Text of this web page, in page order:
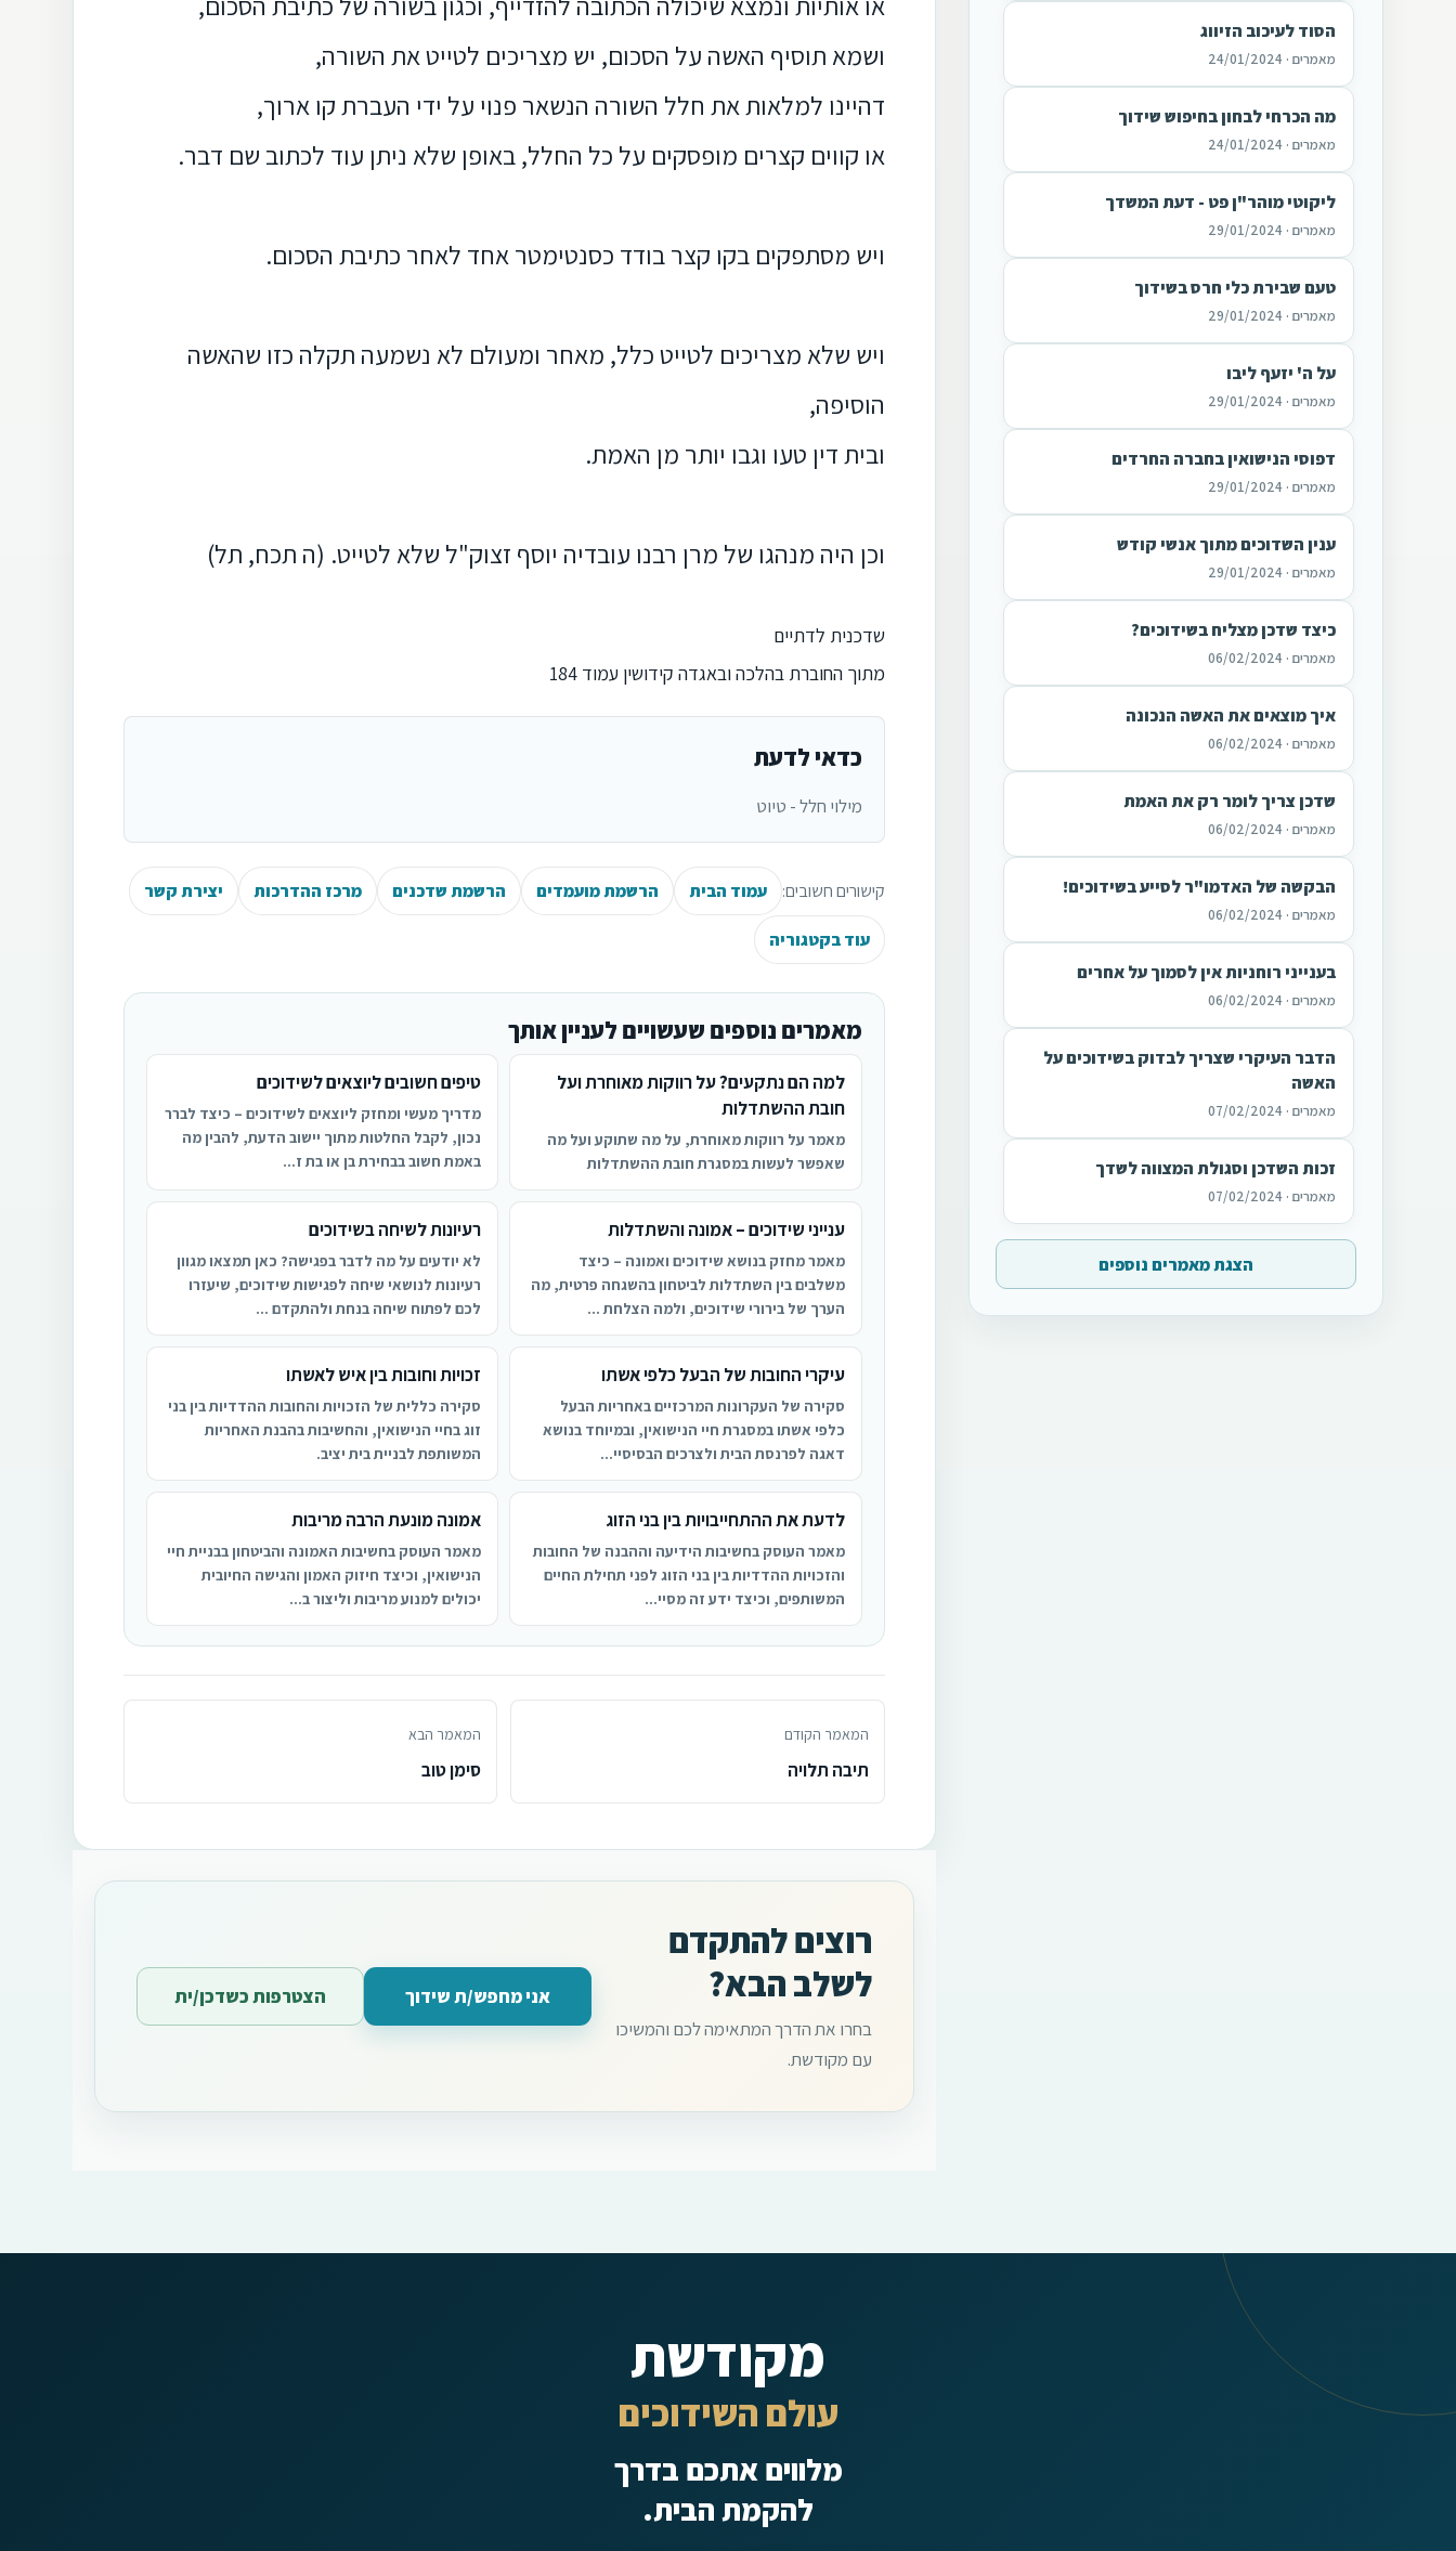
הסוד לעיכוב הזיווג
מאמרים · 24/01/2024
מה הכרחי לבחון בחיפוש שידוך
מאמרים · 24/01/2024
ליקוטי מוהר"ן פט - דעת המשדך
מאמרים · 29/01/2024
טעם שבירת כלי חרס בשידוך
מאמרים · 29/01/2024
על ה' יזעף ליבו
מאמרים · 29/01/2024
דפוסי הנישואין בחברה החרדים
מאמרים · 29/01/2024
ענין השדוכים מתוך אנשי קודש
מאמרים · 29/01/2024
כיצד שדכן מצליח בשידוכים?
מאמרים · 06/02/2024
איך מוצאים את האשה הנכונה
מאמרים · 06/02/2024
שדכן צריך לומר רק את האמת
מאמרים · 06/02/2024
הבקשה של האדמו"ר לסייע בשידוכים!
מאמרים · 06/02/2024
בענייני רוחניות אין לסמוך על אחרים
מאמרים · 06/02/2024
הדבר העיקרי שצריך לבדוק בשידוכים על
האשה
מאמרים · 07/02/2024
זכות השדכן וסגולת המצווה לשדך
מאמרים · 07/02/2024
הצגת מאמרים נוספים
ושמא תוסיף האשה על הסכום, יש מצריכים לטייט את השורה,
דהיינו למלאות את חלל השורה הנשאר פנוי על ידי העברת קו ארוך,
או קווים קצרים מופסקים על כל החלל, באופן שלא ניתן עוד לכתוב שם דבר.
ויש מסתפקים בקו קצר בודד כסנטימטר אחד לאחר כתיבת הסכום.
ויש שלא מצריכים לטייט כלל, מאחר ומעולם לא נשמעה תקלה כזו שהאשה
הוסיפה,
ובית דין טעו וגבו יותר מן האמת.
וכן היה מנהגו של מרן רבנו עובדיה יוסף זצוק"ל שלא לטייט. (ה תכח, תל)
שדכנית לדתיים
מתוך החוברת בהלכה ובאגדה קידושין עמוד 184
כדאי לדעת
מילוי חלל - טיוט
קישורים חשובים: עמוד הבית הרשמת מועמדים הרשמת שדכנים מרכז ההדרכות יצירת קשר
עוד בקטגוריה
מאמרים נוספים שעשויים לעניין אותך
למה הם נתקעים? על רווקות מאוחרת ועל
חובת ההשתדלות
מאמר על רווקות מאוחרת, על מה שתוקע ועל מה
שאפשר לעשות במסגרת חובת ההשתדלות
טיפים חשובים ליוצאים לשידוכים
מדריך מעשי ומחזק ליוצאים לשידוכים – כיצד לברר
נכון, לקבל החלטות מתוך יישוב הדעת, להבין מה
באמת חשוב בבחירת בן או בת ז...
ענייני שידוכים – אמונה והשתדלות
מאמר מחזק בנושא שידוכים ואמונה – כיצד
משלבים בין השתדלות לביטחון בהשגחה פרטית, מה
הערך של בירורי שידוכים, ולמה הצלחת ...
רעיונות לשיחה בשידוכים
לא יודעים על מה לדבר בפגישה? כאן תמצאו מגוון
רעיונות לנושאי שיחה לפגישות שידוכים, שיעזרו
לכם לפתוח שיחה בנחת ולהתקדם ...
עיקרי החובות של הבעל כלפי אשתו
סקירה של העקרונות המרכזיים באחריות הבעל
כלפי אשתו במסגרת חיי הנישואין, ובמיוחד בנושא
דאגה לפרנסת הבית ולצרכים הבסיסיי...
זכויות וחובות בין איש לאשתו
סקירה כללית של הזכויות והחובות ההדדיות בין בני
זוג בחיי הנישואין, והחשיבות בהבנת האחריות
המשותפת לבניית בית יציב.
לדעת את ההתחייבויות בין בני הזוג
מאמר העוסק בחשיבות הידיעה וההבנה של החובות
והזכויות ההדדיות בין בני הזוג לפני תחילת החיים
המשותפים, וכיצד ידע זה מסיי...
אמונה מונעת הרבה מריבות
מאמר העוסק בחשיבות האמונה והביטחון בבניית חיי
הנישואין, וכיצד חיזוק האמון והגישה החיובית
יכולים למנוע מריבות וליצור ב...
המאמר הקודם
תיבה תלויה
המאמר הבא
סימן טוב
רוצים להתקדם
לשלב הבא?
בחרו את הדרך המתאימה לכם והמשיכו
עם מקודשת.
אני מחפש/ת שידוך הצטרפות כשדכן/ית
מקודשת
עולם השידוכים
מלווים אתכם בדרך
להקמת הבית.